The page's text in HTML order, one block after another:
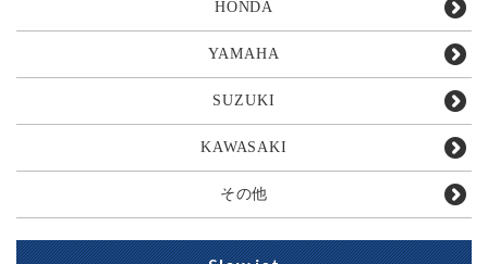
HONDA
YAMAHA
SUZUKI
KAWASAKI
その他